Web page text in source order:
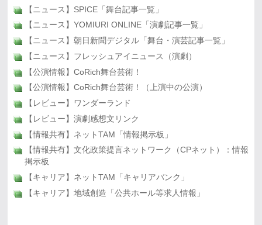
【ニュース】SPICE「舞台記事一覧」
【ニュース】YOMIURI ONLINE「演劇記事一覧」
【ニュース】朝日新聞デジタル「舞台・演芸記事一覧」
【ニュース】フレッシュアイニュース（演劇）
【公演情報】CoRich舞台芸術！
【公演情報】CoRich舞台芸術！（上演中の公演）
【レビュー】ワンダーランド
【レビュー】演劇感想文リンク
【情報共有】ネットTAM「情報掲示板」
【情報共有】文化政策提言ネットワーク（CPネット）：情報
掲示板
【キャリア】ネットTAM「キャリアバンク」
【キャリア】地域創造「公共ホール等求人情報」